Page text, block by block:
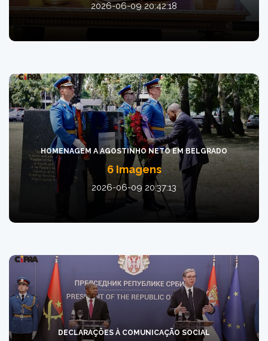
2026-06-09 20:42:18
HOMENAGEM A AGOSTINHO NETO EM BELGRADO
6 Imagens
2026-06-09 20:37:13
DECLARAÇÕES À COMUNICAÇÃO SOCIAL